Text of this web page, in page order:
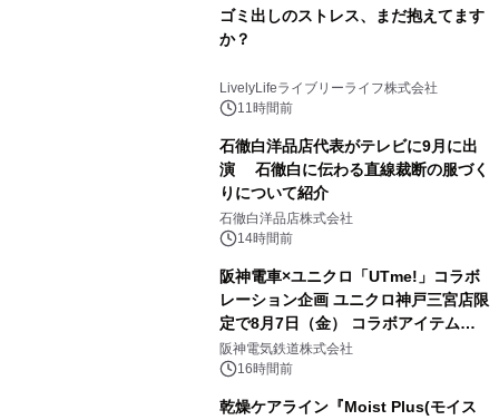
ゴミ出しのストレス、まだ抱えてます
か？
LivelyLifeライブリーライフ株式会社
11時間前
石徹白洋品店代表がテレビに9月に出
演 石徹白に伝わる直線裁断の服づく
りについて紹介
石徹白洋品店株式会社
14時間前
阪神電車×ユニクロ「UTme!」コラボ
レーション企画 ユニクロ神戸三宮店限
定で8月7日（金） コラボアイテムが
発売決定！
阪神電気鉄道株式会社
16時間前
乾燥ケアライン『Moist Plus(モイス